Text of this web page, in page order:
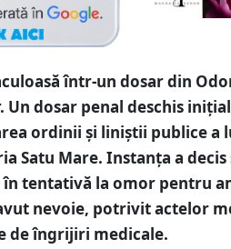
într-un dosar din
dosar penal deschis
ordinii și liniștii publice a
Satu Mare. Instanța a
tentativă la omor pentru
nevoie, potrivit actelor
de îngrijiri medicale.